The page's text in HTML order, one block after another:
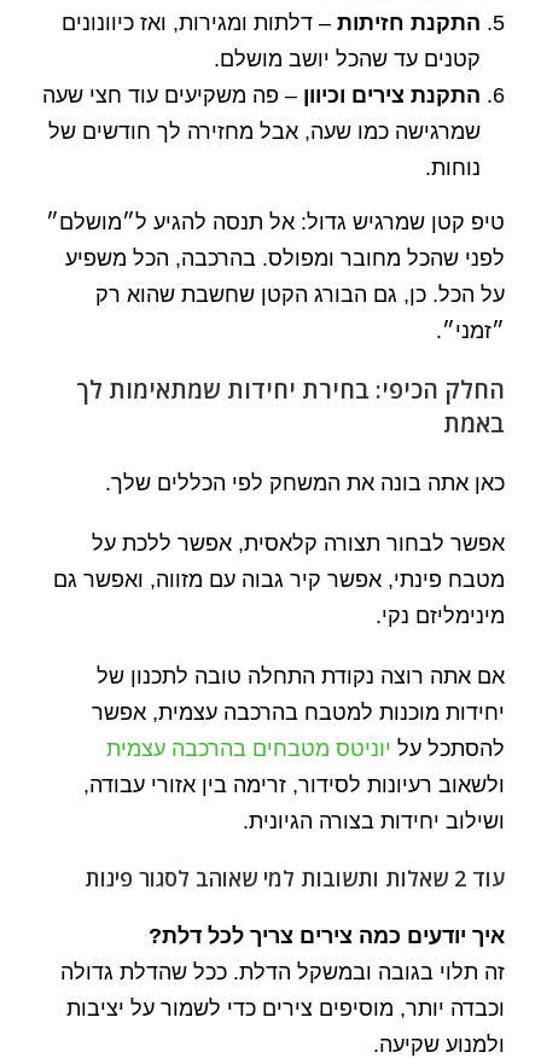
התקנת חזיתות – דלתות ומגירות, ואז כיוונונים
קטנים עד שהכל יושב מושלם.
התקנת צירים וכיוון – פה משקיעים עוד חצי שעה
שמרגישה כמו שעה, אבל מחזירה לך חודשים של
נוחות.
טיפ קטן שמרגיש גדול: אל תנסה להגיע ל״מושלם״
לפני שהכל מחובר ומפולס. בהרכבה, הכל משפיע
על הכל. כן, גם הבורג הקטן שחשבת שהוא רק
״זמני״.
החלק הכיפי: בחירת יחידות שמתאימות לך
באמת
כאן אתה בונה את המשחק לפי הכללים שלך.
אפשר לבחור תצורה קלאסית, אפשר ללכת על
מטבח פינתי, אפשר קיר גבוה עם מזווה, ואפשר גם
מינימליזם נקי.
אם אתה רוצה נקודת התחלה טובה לתכנון של
יחידות מוכנות למטבח בהרכבה עצמית, אפשר
להסתכל על יוניטס מטבחים בהרכבה עצמית
ולשאוב רעיונות לסידור, זרימה בין אזורי עבודה,
ושילוב יחידות בצורה הגיונית.
עוד 2 שאלות ותשובות למי שאוהב לסגור פינות
איך יודעים כמה צירים צריך לכל דלת?
זה תלוי בגובה ובמשקל הדלת. ככל שהדלת גדולה
וכבדה יותר, מוסיפים צירים כדי לשמור על יציבות
ולמנוע שקיעה.